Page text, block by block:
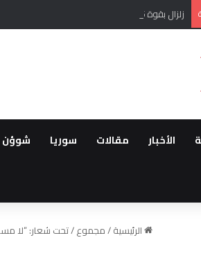
زلزال بقوة 4.5 يضرب عنتاب التركية
الأخبار مقالات سوريا شوؤن
الرئيسية/مجموع/تحت شعار: “لا